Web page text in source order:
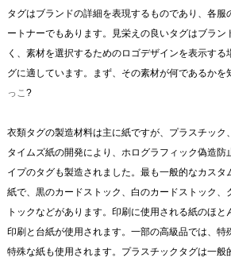
タグはブランドの詳細を表現するものであり、各服
ートナーでもあります。見栄えの良いタグはブラン
く、素材を選択するためのロゴデザインを表示する
グに適しています。まず、その素材が何であるかを
っこ ?
衣類タグの製造材料は主に紙ですが、プラスチック
タイムズ紙の開発により、ホログラフィック偽造防
イプのタグも製造されました。最も一般的なカスタ
紙で、黒のカードストック、白のカードストック、
トックなどがあります。印刷に使用される紙のほ
印刷と台紙が使用されます。一部の高級品では、特
特殊な紙も使用されます。プラスチックタグは一般